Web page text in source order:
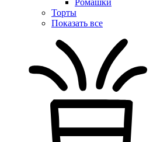
Торты
Показать все